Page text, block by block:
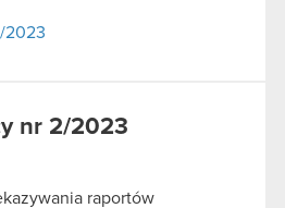
2023
nr 2/2023
raportów